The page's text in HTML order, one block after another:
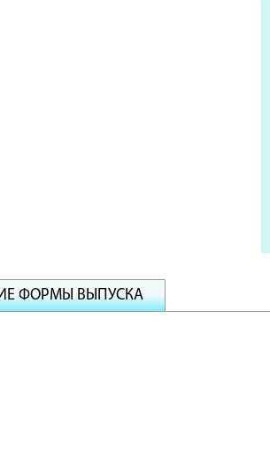
ФОРМЫ ВЫПУСКА